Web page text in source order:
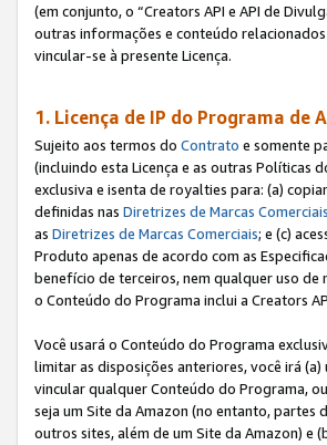
(em conjunto, o “Creators API e API de
outras informações e conteúdo
vincular-se à presente Licença.
1. Licença de IP do Programa de
Sujeito aos termos do Contrato e somente
(incluindo esta Licença e as outras Políticas
exclusiva e isenta de royalties para: (a)
definidas nas Diretrizes de Marcas Comerciais
as Diretrizes de Marcas Comerciais; e (c)
Produto apenas de acordo com as
benefício de terceiros, nem qualquer uso
o Conteúdo do Programa inclui a Creators
Você usará o Conteúdo do Programa
limitar as disposições anteriores, você irá
vincular qualquer Conteúdo do Programa,
seja um Site da Amazon (no entanto,
outros sites, além de um Site da Amazon) e